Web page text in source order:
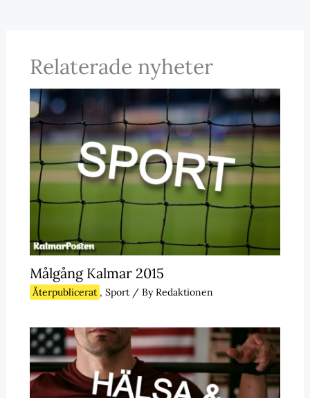
Relaterade nyheter
Målgång Kalmar 2015
Återpublicerat , Sport/ ByRedaktionen